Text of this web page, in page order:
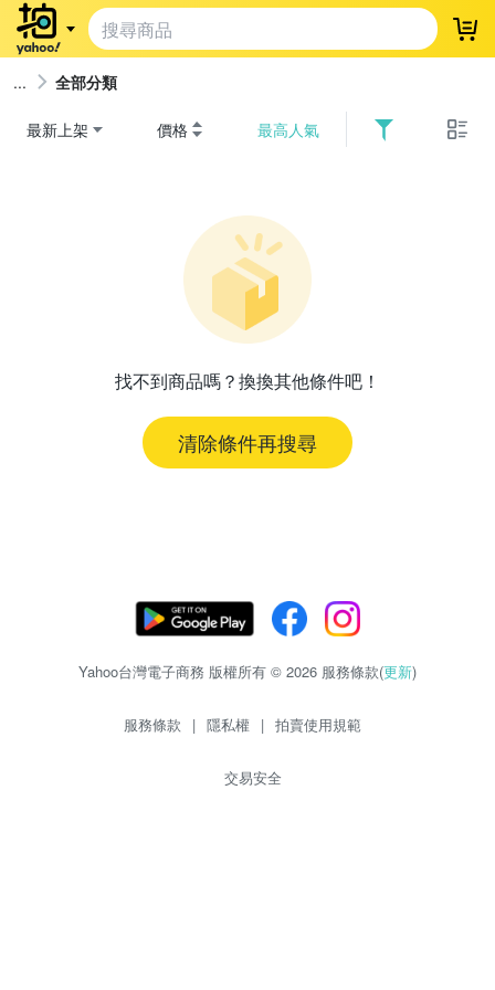
登
全部分類
最新上架 價格 最高人氣
找不到商品嗎？換換其他條件吧！
清除條件再搜尋
Yahoo台灣電子商務 版權所有 © 2026 服務條款(更新)
服務條款 | 隱私權 | 拍賣使用規範
交易安全